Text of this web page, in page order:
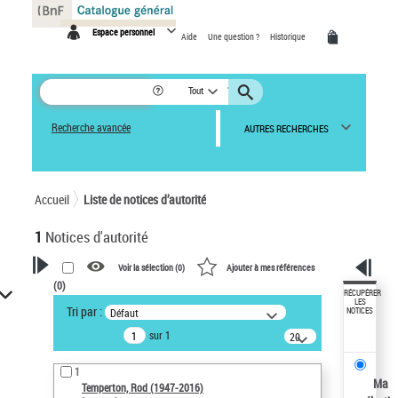
Espace personnel Aide Une question ? Historique
Tout
Recherche avancée AUTRES RECHERCHES
Accueil Liste de notices d’autorité
1 Notices d'autorité
VOTRE RECHERCHE
Recherche avancée dans les
notices d’autorité
Œuvres liées à l'auteur :
Temperton, Rod (1947-2016)
Voir la sélection (0) Ajouter à mes références
(0)
Tri par : Défaut
sur 1
20
résultats/page
1
Temperton, Rod (1947-2016)
RÉCUPÉRER
LES
NOTICES
Ma
Panneau de gestion des cookies